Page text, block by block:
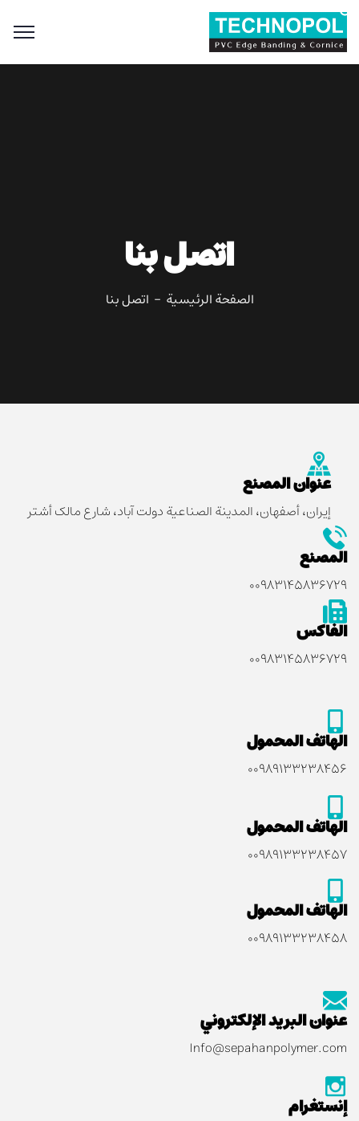
Search
for:
Search Button
اتصل بنا
الصفحة الرئيسية اتصل بنا
عنوان المصنع
إيران، أصفهان، المدينة الصناعية دولت آباد، شارع مالک أشتر
المصنع
۰۰۹۸۳۱۴۵۸۳۶۷۲۹
الفاكس
۰۰۹۸۳۱۴۵۸۳۶۷۲۹
الهاتف المحمول
۰۰۹۸۹۱۳۳۲۳۸۴۵۶
الهاتف المحمول
۰۰۹۸۹۱۳۳۲۳۸۴۵۷
الهاتف المحمول
۰۰۹۸۹۱۳۳۲۳۸۴۵۸
عنوان البريد الإلكتروني
Info@sepahanpolymer.com
إنستغرام